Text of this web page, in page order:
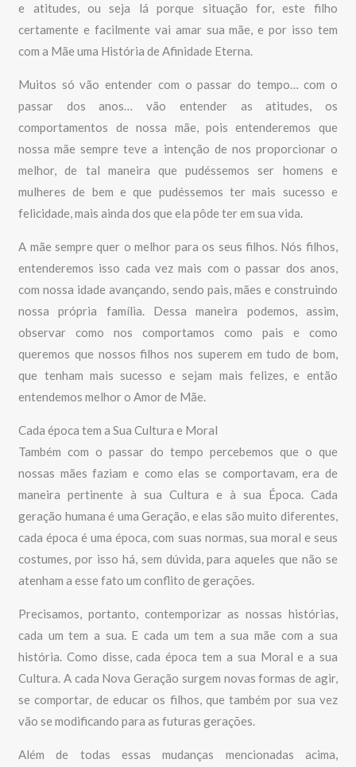
e atitudes, ou seja lá porque situação for, este filho
certamente e facilmente vai amar sua mãe, e por isso tem
com a Mãe uma História de Afinidade Eterna.
Muitos só vão entender com o passar do tempo… com o
passar dos anos… vão entender as atitudes, os
comportamentos de nossa mãe, pois entenderemos que
nossa mãe sempre teve a intenção de nos proporcionar o
melhor, de tal maneira que pudéssemos ser homens e
mulheres de bem e que pudéssemos ter mais sucesso e
felicidade, mais ainda dos que ela pôde ter em sua vida.
A mãe sempre quer o melhor para os seus filhos. Nós filhos,
entenderemos isso cada vez mais com o passar dos anos,
com nossa idade avançando, sendo pais, mães e construindo
nossa própria família. Dessa maneira podemos, assim,
observar como nos comportamos como pais e como
queremos que nossos filhos nos superem em tudo de bom,
que tenham mais sucesso e sejam mais felizes, e então
entendemos melhor o Amor de Mãe.
Cada época tem a Sua Cultura e Moral
Também com o passar do tempo percebemos que o que
nossas mães faziam e como elas se comportavam, era de
maneira pertinente à sua Cultura e à sua Época. Cada
geração humana é uma Geração, e elas são muito diferentes,
cada época é uma época, com suas normas, sua moral e seus
costumes, por isso há, sem dúvida, para aqueles que não se
atenham a esse fato um conflito de gerações.
Precisamos, portanto, contemporizar as nossas histórias,
cada um tem a sua. E cada um tem a sua mãe com a sua
história. Como disse, cada época tem a sua Moral e a sua
Cultura. A cada Nova Geração surgem novas formas de agir,
se comportar, de educar os filhos, que também por sua vez
vão se modificando para as futuras gerações.
Além de todas essas mudanças mencionadas acima,